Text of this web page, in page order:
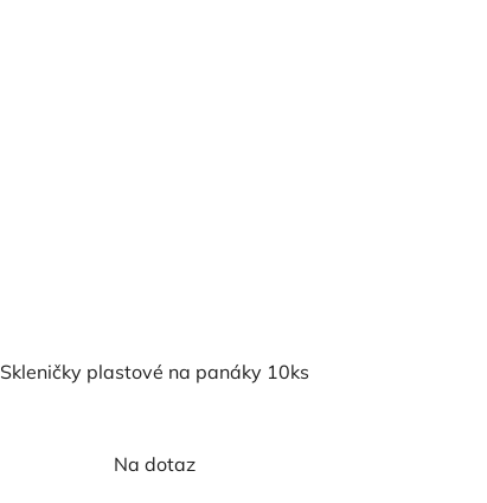
Skleničky plastové na panáky 10ks
Na dotaz